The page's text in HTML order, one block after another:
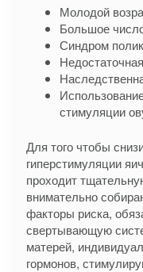
Молодой
Большое
Синдром
стимуляции
Для того чтобы
гиперстимуляции
проходит
внимательно
факторы риска,
свертывающую
матерей,
гормонов,